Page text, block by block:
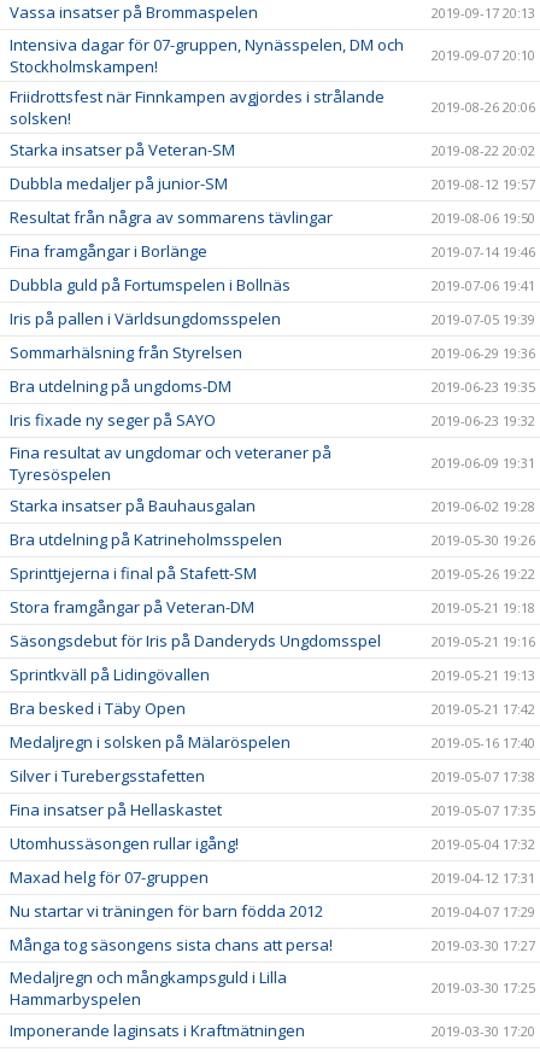
Vassa insatser på Brommaspelen 2019-09-17 20:13
Intensiva dagar för 07-gruppen, Nynässpelen, DM och
Stockholmskampen!
2019-09-07 20:10
Friidrottsfest när Finnkampen avgjordes i strålande
solsken!
2019-08-26 20:06
Starka insatser på Veteran-SM 2019-08-22 20:02
Dubbla medaljer på junior-SM 2019-08-12 19:57
Resultat från några av sommarens tävlingar 2019-08-06 19:50
Fina framgångar i Borlänge 2019-07-14 19:46
Dubbla guld på Fortumspelen i Bollnäs 2019-07-06 19:41
Iris på pallen i Världsungdomsspelen 2019-07-05 19:39
Sommarhälsning från Styrelsen 2019-06-29 19:36
Bra utdelning på ungdoms-DM 2019-06-23 19:35
Iris fixade ny seger på SAYO 2019-06-23 19:32
Fina resultat av ungdomar och veteraner på
Tyresöspelen
2019-06-09 19:31
Starka insatser på Bauhausgalan 2019-06-02 19:28
Bra utdelning på Katrineholmsspelen 2019-05-30 19:26
Sprinttjejerna i final på Stafett-SM 2019-05-26 19:22
Stora framgångar på Veteran-DM 2019-05-21 19:18
Säsongsdebut för Iris på Danderyds Ungdomsspel 2019-05-21 19:16
Sprintkväll på Lidingövallen 2019-05-21 19:13
Bra besked i Täby Open 2019-05-21 17:42
Medaljregn i solsken på Mälaröspelen 2019-05-16 17:40
Silver i Turebergsstafetten 2019-05-07 17:38
Fina insatser på Hellaskastet 2019-05-07 17:35
Utomhussäsongen rullar igång! 2019-05-04 17:32
Maxad helg för 07-gruppen 2019-04-12 17:31
Nu startar vi träningen för barn födda 2012 2019-04-07 17:29
Många tog säsongens sista chans att persa! 2019-03-30 17:27
Medaljregn och mångkampsguld i Lilla
Hammarbyspelen
2019-03-30 17:25
Imponerande laginsats i Kraftmätningen 2019-03-30 17:20